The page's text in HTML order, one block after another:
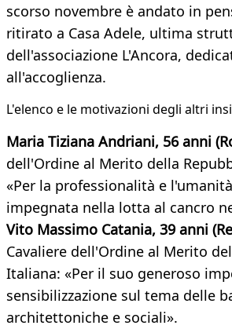
scorso novembre è andato in
ritirato a Casa Adele, ultima
dell'associazione L'Ancora,
all'accoglienza.
L'elenco e le motivazioni degli altri
Maria Tiziana Andriani, 56 anni
dell'Ordine al Merito della
«Per la professionalità e
impegnata nella lotta al cancro
Vito Massimo Catania, 39 anni
Cavaliere dell'Ordine al Merito
Italiana: «Per il suo generoso
sensibilizzazione sul tema delle
architettoniche e sociali».